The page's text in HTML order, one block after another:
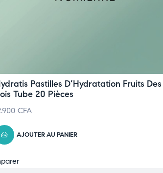
Pastilles D’Hydratation Fruits Des
Tube 20 Pièces
CFA
AJOUTER AU PANIER